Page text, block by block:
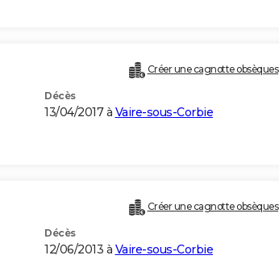
Créer une cagnotte obsèques
Décès
13/04/2017 à Vaire-sous-Corbie
Créer une cagnotte obsèques
Décès
12/06/2013 à Vaire-sous-Corbie